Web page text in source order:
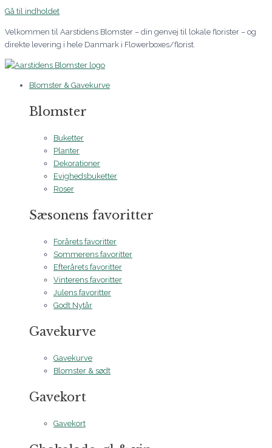
Gå til indholdet
Velkommen til Aarstidens Blomster – din genvej til lokale florister – og
direkte levering i hele Danmark i Flowerboxes/florist.
Blomster & Gavekurve
Blomster
Buketter
Planter
Dekorationer
Evighedsbuketter
Roser
Sæsonens favoritter
Forårets favoritter
Sommerens favoritter
Efterårets favoritter
Vinterens favoritter
Julens favoritter
Godt Nytår
Gavekurve
Gavekurve
Blomster & sødt
Gavekort
Gavekort